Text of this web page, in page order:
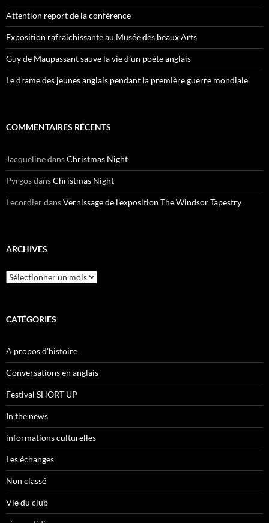
Attention report de la conférence
Exposition rafraichissante au Musée des beaux Arts
Guy de Maupassant sauve la vie d’un poète anglais
Le drame des jeunes anglais pendant la première guerre mondiale
COMMENTAIRES RÉCENTS
JacquelinedansChristmas Night
PyrgosdansChristmas Night
LecordierdansVernissage de l’exposition The Windsor Tapestry
ARCHIVES
Archives
CATÉGORIES
A propos d'histoire
Conversations en anglais
Festival SHORT UP
In the news
informations culturelles
Les échanges
Non classé
Vie du club